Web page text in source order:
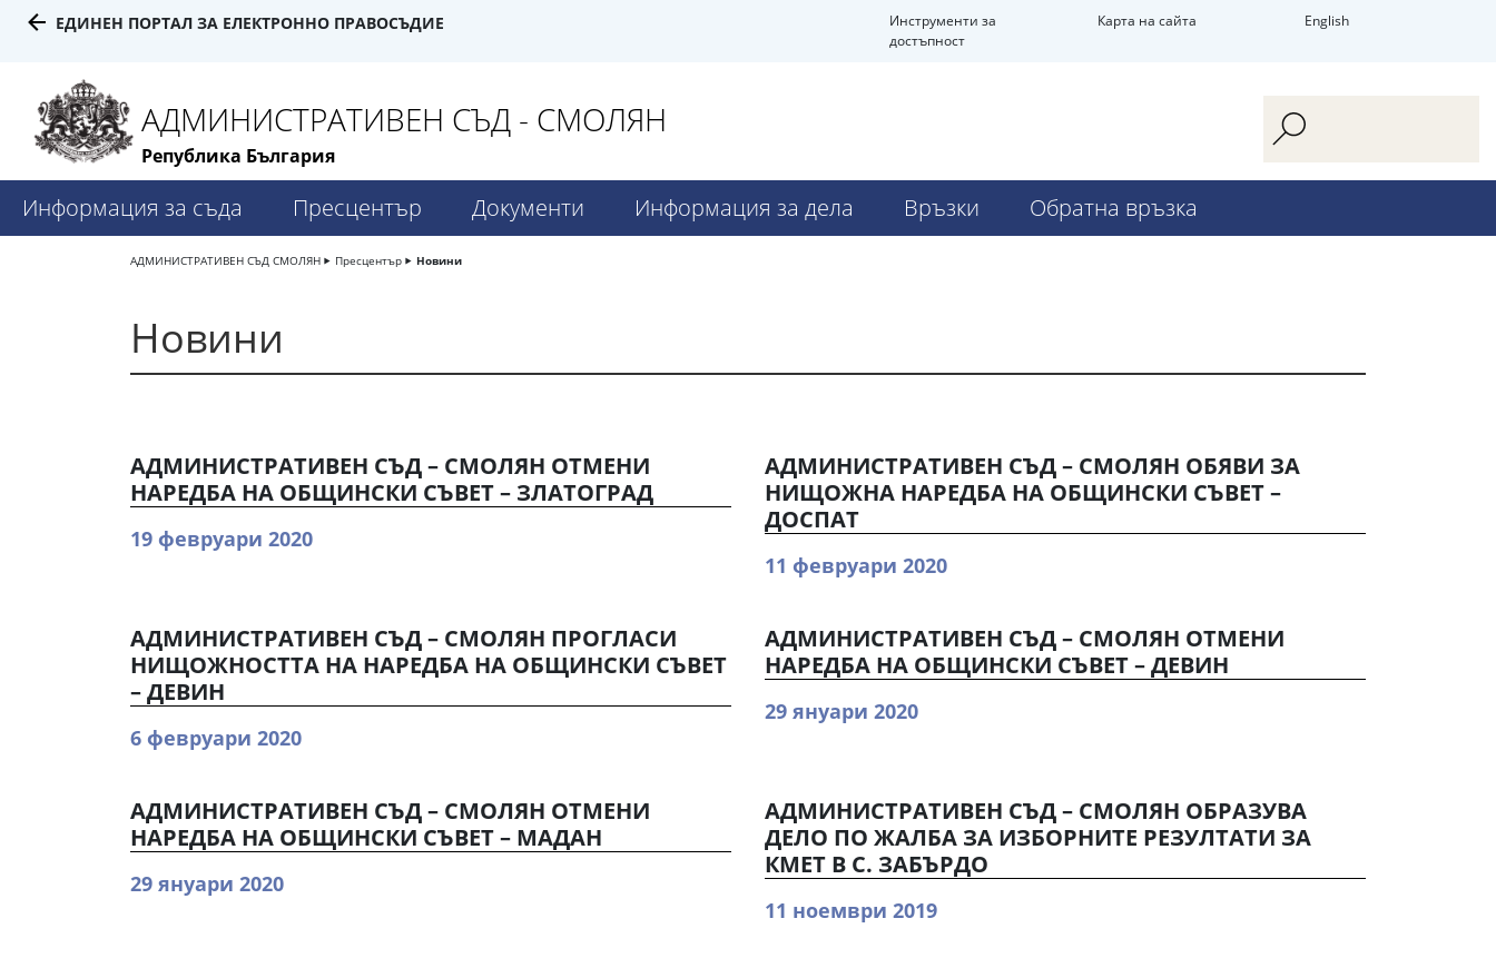
ЕДИНЕН ПОРТАЛ ЗА ЕЛЕКТРОННО ПРАВОСЪДИЕ
Инструменти за
достъпност
Карта на сайта English
АДМИНИСТРАТИВЕН СЪД - СМОЛЯН
Република България
Информация за съда Пресцентър Документи Информация за дела Връзки Обратна връзка
АДМИНИСТРАТИВЕН СЪД СМОЛЯН Пресцентър Новини
Новини
АДМИНИСТРАТИВЕН СЪД – СМОЛЯН ОТМЕНИ
НАРЕДБА НА ОБЩИНСКИ СЪВЕТ – ЗЛАТОГРАД
19 февруари 2020
АДМИНИСТРАТИВЕН СЪД – СМОЛЯН ОБЯВИ ЗА
НИЩОЖНА НАРЕДБА НА ОБЩИНСКИ СЪВЕТ –
ДОСПАТ
11 февруари 2020
АДМИНИСТРАТИВЕН СЪД – СМОЛЯН ПРОГЛАСИ
НИЩОЖНОСТТА НА НАРЕДБА НА ОБЩИНСКИ СЪВЕТ
– ДЕВИН
6 февруари 2020
АДМИНИСТРАТИВЕН СЪД – СМОЛЯН ОТМЕНИ
НАРЕДБА НА ОБЩИНСКИ СЪВЕТ – ДЕВИН
29 януари 2020
АДМИНИСТРАТИВЕН СЪД – СМОЛЯН ОТМЕНИ
НАРЕДБА НА ОБЩИНСКИ СЪВЕТ – МАДАН
29 януари 2020
АДМИНИСТРАТИВЕН СЪД – СМОЛЯН ОБРАЗУВА
ДЕЛО ПО ЖАЛБА ЗА ИЗБОРНИТЕ РЕЗУЛТАТИ ЗА
КМЕТ В С. ЗАБЪРДО
11 ноември 2019